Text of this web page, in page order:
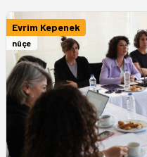
Evrim Kepenek
nûçe